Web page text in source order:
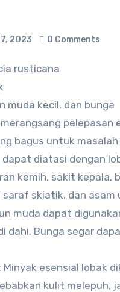
2023 0 Comments
rusticana
muda kecil, dan bunga
bagus untuk
diatasi dengan
kemih, sakit kepala,
skiatik, dan asam
muda dapat
dahi. Bunga segar
esensial lobak
kulit melepuh,